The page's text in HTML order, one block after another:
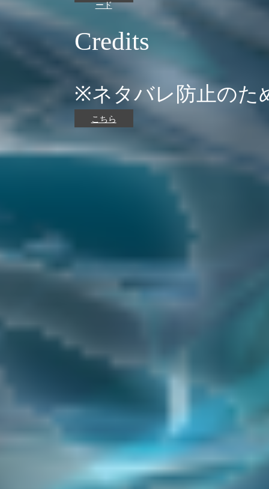
ード
Credits
※ネタバレ防止のた
こちら